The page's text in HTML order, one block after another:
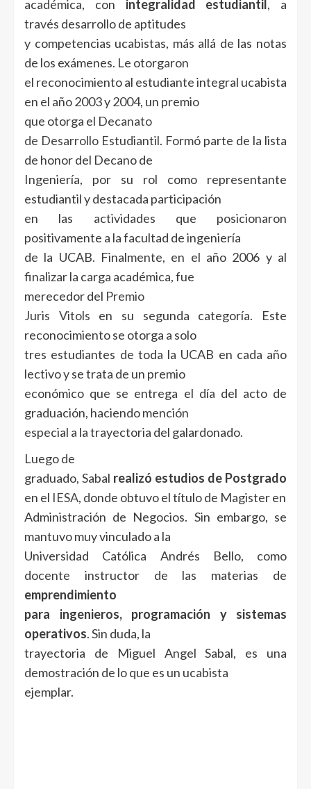
académica, con integralidad estudiantil , a
través desarrollo de aptitudes
y competencias ucabistas, más allá de las notas
de los exámenes. Le otorgaron
el reconocimiento al estudiante integral ucabista
en el año 2003 y 2004, un premio
que otorga el Decanato
de Desarrollo Estudiantil. Formó parte de la lista
de honor del Decano de
Ingeniería, por su rol como representante
estudiantil y destacada participación
en las actividades que posicionaron
positivamente a la facultad de ingeniería
de la UCAB. Finalmente, en el año 2006 y al
finalizar la carga académica, fue
merecedor del Premio
Juris Vitols en su segunda categoría. Este
reconocimiento se otorga a solo
tres estudiantes de toda la UCAB en cada año
lectivo y se trata de un premio
económico que se entrega el día del acto de
graduación, haciendo mención
especial a la trayectoria del galardonado.
Luego de
graduado, Sabal realizó estudios de Postgrado
en el IESA, donde obtuvo el título de Magister en
Administración de Negocios. Sin embargo, se
mantuvo muy vinculado a la
Universidad Católica Andrés Bello, como
docente instructor de las materias de
emprendimiento
para ingenieros, programación y sistemas
operativos. Sin duda, la
trayectoria de Miguel Angel Sabal, es una
demostración de lo que es un ucabista
ejemplar.